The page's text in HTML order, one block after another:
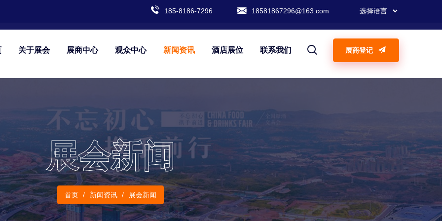
185-8186-7296 18581867296@163.com
关于展会 展商中心 观众中心 新闻资讯 酒店展位 联系我们 展商登记
展会新闻
首页 新闻资讯 展会新闻